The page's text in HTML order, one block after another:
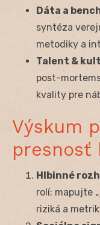
Dáta a
syntéza
metodiky a
Talent &
post-
kvality pre
Výskum
presnosť
Hlbinné
rolí; mapujte
riziká a